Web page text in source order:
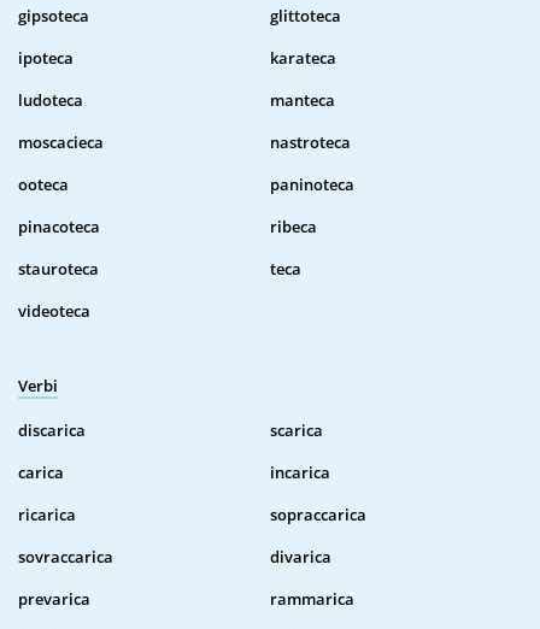
gipsoteca
glittoteca
ipoteca
karateca
ludoteca
manteca
moscacieca
nastroteca
ooteca
paninoteca
pinacoteca
ribeca
stauroteca
teca
videoteca
Verbi
discarica
scarica
carica
incarica
ricarica
sopraccarica
sovraccarica
divarica
prevarica
rammarica